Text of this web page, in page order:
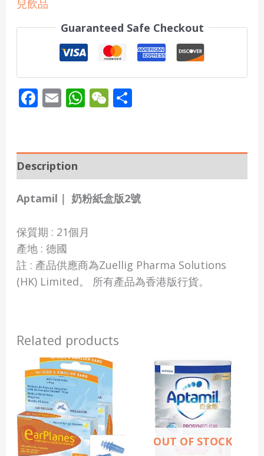
兒飲品
Guaranteed Safe Checkout
Facebook
EmailWhatsApp
WeChat
Share
Description
Aptamil｜ 奶粉紙盒版2號
保質期 : 21個月
產地 : 德國
註 : 產品供應商為Zuellig Pharma Solutions
(HK) Limited。 所有產品為香港版行貨。
Related products
OUT OF STOCK